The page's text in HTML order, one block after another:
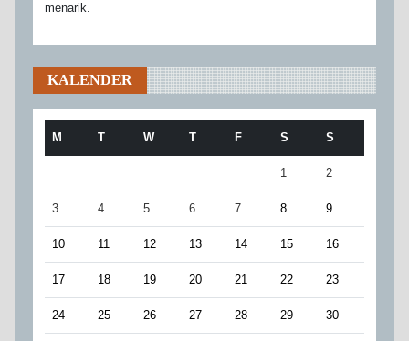
menarik.
KALENDER
M T W T F S S
1 2
3 4 5 6 7 8 9
10 11 12 13 14 15 16
17 18 19 20 21 22 23
24 25 26 27 28 29 30